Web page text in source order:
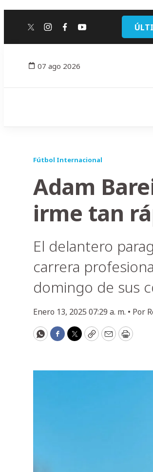
twitterinstagram
facebook
youtube
07 ago 2026
Fútbol Internacional
Adam
irme tan
El delantero
carrera
domingo de sus
Enero 13, 2025 07:29 a. m. • Por
WhatsApp
Facebook
Twitter
CopyEmailPrint